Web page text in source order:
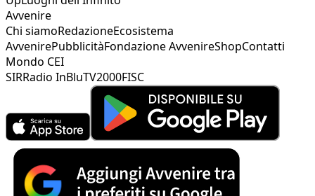
Avvenire
Chi siamoRedazioneEcosistema
AvvenirePubblicitàFondazione AvvenireShopContatti
Mondo CEI
SIRRadio InBluTV2000FISC